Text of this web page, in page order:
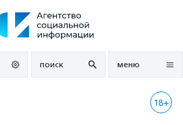
поиск меню
18+